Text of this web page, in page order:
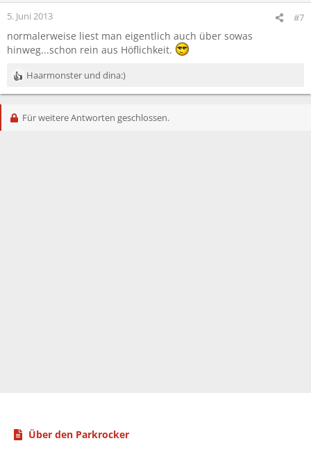
5. Juni 2013 #7
normalerweise liest man eigentlich auch über sowas
hinweg...schon rein aus Höflichkeit.
R
e
k
Haarmonster und dina:)
Für weitere Antworten geschlossen.
Über den Parkrocker